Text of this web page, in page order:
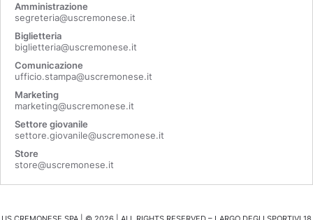
Amministrazione
segreteria@uscremonese.it
Biglietteria
biglietteria@uscremonese.it
Comunicazione
ufficio.stampa@uscremonese.it
Marketing
marketing@uscremonese.it
Settore giovanile
settore.giovanile@uscremonese.it
Store
store@uscremonese.it